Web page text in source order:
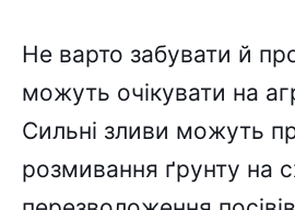
Не варто забувати й
можуть очікувати на
Сильні зливи можуть
розмивання ґрунту на